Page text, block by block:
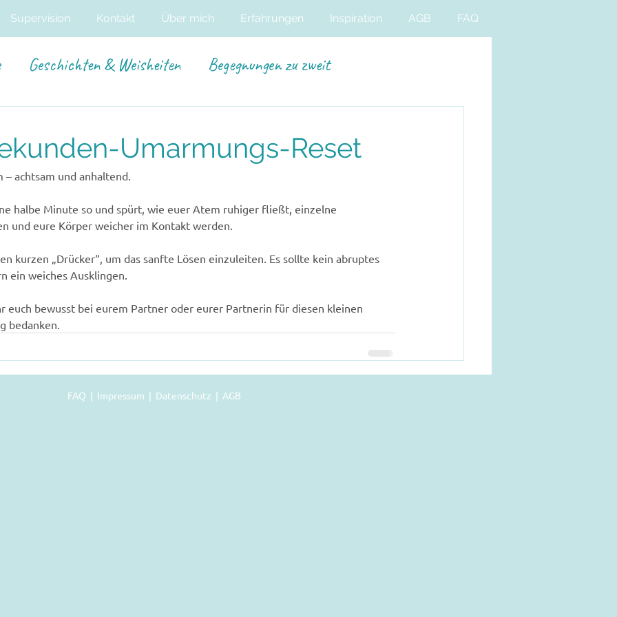
Supervision Kontakt Über mich Erfahrungen Inspiration AGB FAQ
Geschichten & Weisheiten Begegnungen zu zweit
Umarmungs-Reset
achtsam und anhaltend.
halbe Minute so und spürt, wie euer Atem ruhiger fließt, einzelne
und eure Körper weicher im Kontakt werden.
kurzen „Drücker“, um das sanfte Lösen einzuleiten. Es sollte kein abruptes
ein weiches Ausklingen.
euch bewusst bei eurem Partner oder eurer Partnerin für diesen kleinen
bedanken.
FAQ | Impressum | Datenschutz | AGB